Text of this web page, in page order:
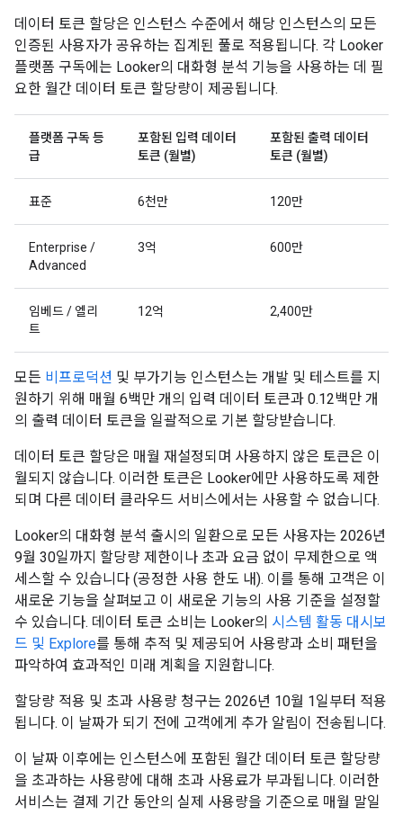
데이터 토큰 할당은 인스턴스 수준에서 해당 인스턴스의 모든
인증된 사용자가 공유하는 집계된 풀로 적용됩니다. 각 Looker
플랫폼 구독에는 Looker의 대화형 분석 기능을 사용하는 데 필
요한 월간 데이터 토큰 할당량이 제공됩니다.
플랫폼 구독 등
급
포함된 입력 데이터
토큰 (월별)
포함된 출력 데이터
토큰 (월별)
표준 6천만 120만
Enterprise /
Advanced
3억 600만
임베드 / 엘리
트
12억 2,400만
모든 비프로덕션 및 부가기능 인스턴스는 개발 및 테스트를 지
원하기 위해 매월 6백만 개의 입력 데이터 토큰과 0.12백만 개
의 출력 데이터 토큰을 일괄적으로 기본 할당받습니다.
데이터 토큰 할당은 매월 재설정되며 사용하지 않은 토큰은 이
월되지 않습니다. 이러한 토큰은 Looker에만 사용하도록 제한
되며 다른 데이터 클라우드 서비스에서는 사용할 수 없습니다.
Looker의 대화형 분석 출시의 일환으로 모든 사용자는 2026년
9월 30일까지 할당량 제한이나 초과 요금 없이 무제한으로 액
세스할 수 있습니다 (공정한 사용 한도 내). 이를 통해 고객은 이
새로운 기능을 살펴보고 이 새로운 기능의 사용 기준을 설정할
수 있습니다. 데이터 토큰 소비는 Looker의 시스템 활동 대시보
드 및 Explore를 통해 추적 및 제공되어 사용량과 소비 패턴을
파악하여 효과적인 미래 계획을 지원합니다.
할당량 적용 및 초과 사용량 청구는 2026년 10월 1일부터 적용
됩니다. 이 날짜가 되기 전에 고객에게 추가 알림이 전송됩니다.
이 날짜 이후에는 인스턴스에 포함된 월간 데이터 토큰 할당량
을 초과하는 사용량에 대해 초과 사용료가 부과됩니다. 이러한
서비스는 결제 기간 동안의 실제 사용량을 기준으로 매월 말일